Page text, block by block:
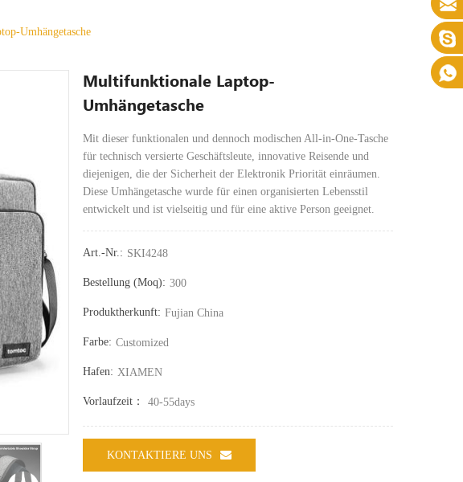
Umhängetasche
Multifunktionale Laptop-
Umhängetasche
Mit dieser funktionalen und dennoch modischen All-in-One-Tasche
für technisch versierte Geschäftsleute, innovative Reisende und
diejenigen, die der Sicherheit der Elektronik Priorität einräumen.
Diese Umhängetasche wurde für einen organisierten Lebensstil
entwickelt und ist vielseitig und für eine aktive Person geeignet.
Art.-Nr.: SKI4248
Bestellung (moq): 300
Produktherkunft: Fujian China
Farbe: Customized
Hafen: XIAMEN
Vorlaufzeit： 40-55days
KONTAKTIERE UNS